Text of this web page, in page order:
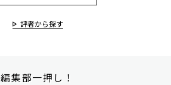
評者から探す
編集部一押し！